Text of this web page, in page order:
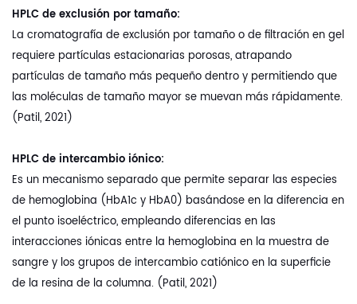
HPLC de exclusión por tamaño:
La cromatografía de exclusión por tamaño o de filtración en gel
requiere partículas estacionarias porosas, atrapando
partículas de tamaño más pequeño dentro y permitiendo que
las moléculas de tamaño mayor se muevan más rápidamente.
(Patil, 2021)
HPLC de intercambio iónico:
Es un mecanismo separado que permite separar las especies
de hemoglobina (HbA1c y HbA0) basándose en la diferencia en
el punto isoeléctrico, empleando diferencias en las
interacciones iónicas entre la hemoglobina en la muestra de
sangre y los grupos de intercambio catiónico en la superficie
de la resina de la columna. (Patil, 2021)